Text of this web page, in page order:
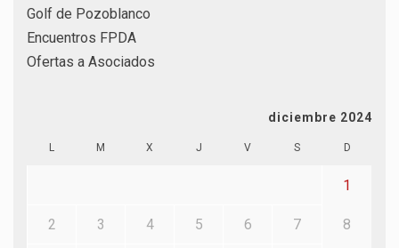
Golf de Pozoblanco
Encuentros FPDA
Ofertas a Asociados
diciembre 2024
L M X J V S D
1
2 3 4 5 6 7 8